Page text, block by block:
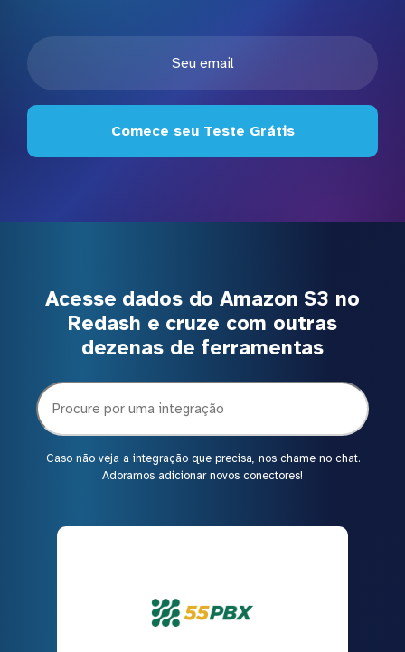
Comece seu Teste Grátis
Acesse dados do Amazon S3 no
Redash e cruze com outras
dezenas de ferramentas
Caso não veja a integração que precisa, nos chame no chat.
Adoramos adicionar novos conectores!